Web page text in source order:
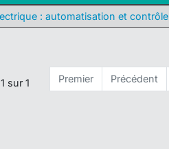
: automatisation et contrôle
sur 1 Premier Précédent